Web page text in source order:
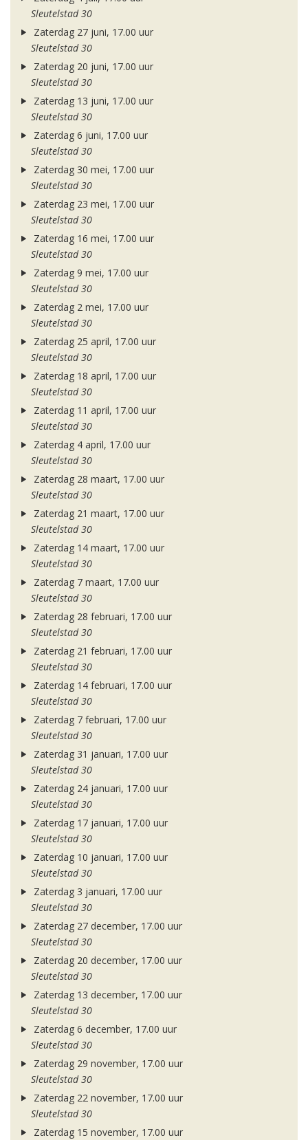
Sleutelstad 30
Zaterdag 27 juni, 17.00 uur
Sleutelstad 30
Zaterdag 20 juni, 17.00 uur
Sleutelstad 30
Zaterdag 13 juni, 17.00 uur
Sleutelstad 30
Zaterdag 6 juni, 17.00 uur
Sleutelstad 30
Zaterdag 30 mei, 17.00 uur
Sleutelstad 30
Zaterdag 23 mei, 17.00 uur
Sleutelstad 30
Zaterdag 16 mei, 17.00 uur
Sleutelstad 30
Zaterdag 9 mei, 17.00 uur
Sleutelstad 30
Zaterdag 2 mei, 17.00 uur
Sleutelstad 30
Zaterdag 25 april, 17.00 uur
Sleutelstad 30
Zaterdag 18 april, 17.00 uur
Sleutelstad 30
Zaterdag 11 april, 17.00 uur
Sleutelstad 30
Zaterdag 4 april, 17.00 uur
Sleutelstad 30
Zaterdag 28 maart, 17.00 uur
Sleutelstad 30
Zaterdag 21 maart, 17.00 uur
Sleutelstad 30
Zaterdag 14 maart, 17.00 uur
Sleutelstad 30
Zaterdag 7 maart, 17.00 uur
Sleutelstad 30
Zaterdag 28 februari, 17.00 uur
Sleutelstad 30
Zaterdag 21 februari, 17.00 uur
Sleutelstad 30
Zaterdag 14 februari, 17.00 uur
Sleutelstad 30
Zaterdag 7 februari, 17.00 uur
Sleutelstad 30
Zaterdag 31 januari, 17.00 uur
Sleutelstad 30
Zaterdag 24 januari, 17.00 uur
Sleutelstad 30
Zaterdag 17 januari, 17.00 uur
Sleutelstad 30
Zaterdag 10 januari, 17.00 uur
Sleutelstad 30
Zaterdag 3 januari, 17.00 uur
Sleutelstad 30
Zaterdag 27 december, 17.00 uur
Sleutelstad 30
Zaterdag 20 december, 17.00 uur
Sleutelstad 30
Zaterdag 13 december, 17.00 uur
Sleutelstad 30
Zaterdag 6 december, 17.00 uur
Sleutelstad 30
Zaterdag 29 november, 17.00 uur
Sleutelstad 30
Zaterdag 22 november, 17.00 uur
Sleutelstad 30
Zaterdag 15 november, 17.00 uur